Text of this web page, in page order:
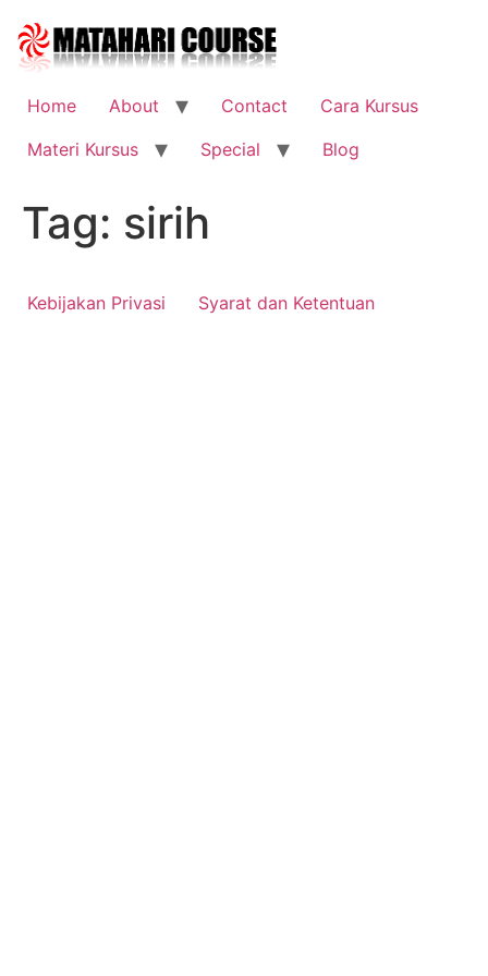
content
Home
About Contact
Cara Kursus
Materi Kursus
Special Blog
Tag: sirih
Kebijakan Privasi Syarat dan Ketentuan